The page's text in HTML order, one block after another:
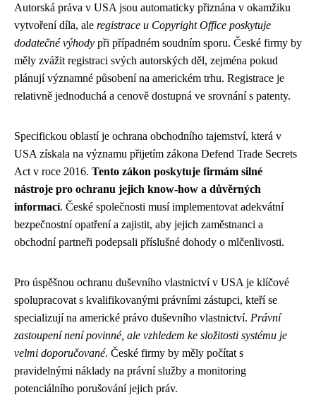
Autorská práva v USA jsou automaticky přiznána v okamžiku
vytvoření díla, ale registrace u Copyright Office poskytuje
dodatečné výhody při případném soudním sporu. České firmy by
měly zvážit registraci svých autorských děl, zejména pokud
plánují významné působení na americkém trhu. Registrace je
relativně jednoduchá a cenově dostupná ve srovnání s patenty.
Specifickou oblastí je ochrana obchodního tajemství, která v
USA získala na významu přijetím zákona Defend Trade Secrets
Act v roce 2016. Tento zákon poskytuje firmám silné
nástroje pro ochranu jejich know-how a důvěrných
informací. České společnosti musí implementovat adekvátní
bezpečnostní opatření a zajistit, aby jejich zaměstnanci a
obchodní partneři podepsali příslušné dohody o mlčenlivosti.
Pro úspěšnou ochranu duševního vlastnictví v USA je klíčové
spolupracovat s kvalifikovanými právními zástupci, kteří se
specializují na americké právo duševního vlastnictví. Právní
zastoupení není povinné, ale vzhledem ke složitosti systému je
velmi doporučované. České firmy by měly počítat s
pravidelnými náklady na právní služby a monitoring
potenciálního porušování jejich práv.